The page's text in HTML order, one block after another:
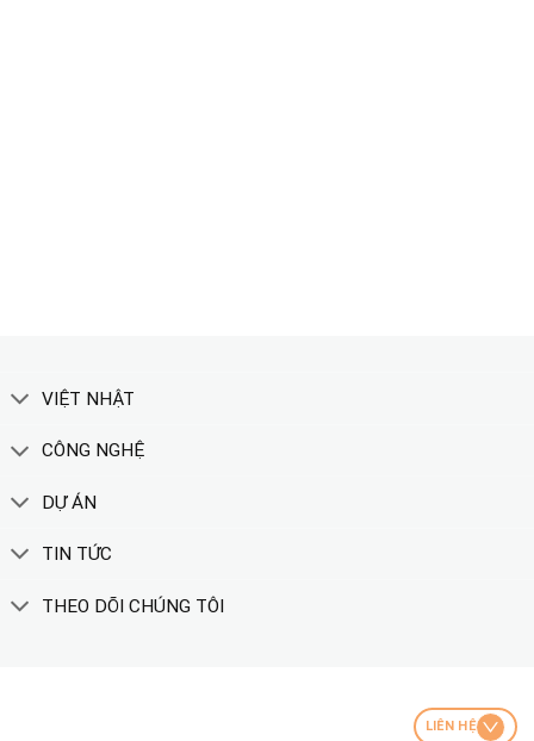
VIỆT NHẬT
CÔNG NGHỆ
DỰ ÁN
TIN TỨC
THEO DÕI CHÚNG TÔI
LIÊN HỆ